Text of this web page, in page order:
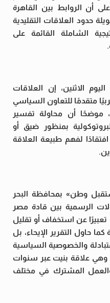
أن الروابط بين القاهرة
حدود العلاقات التقليدية
الشاملة القائمة على
الاثنين، إن العلاقات
متقدمًا للتعاون السياسي
موضحًا أن محاولة تفسير
بمنظور ضيق أو
لفهم طبيعة العلاقة
وطن» بمحافظة البحر
الرسمية بين قادة مصر
تعبيرًا عن استخفاف أو تقليل
حاول التقرير الإيحاء، بل
والخصوصية السياسية
وهي علاقة بنيت عبر سنوات
المشترك في مختلف